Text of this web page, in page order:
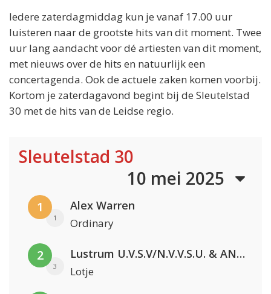
Iedere zaterdagmiddag kun je vanaf 17.00 uur
luisteren naar de grootste hits van dit moment. Twee
uur lang aandacht voor dé artiesten van dit moment,
met nieuws over de hits en natuurlijk een
concertagenda. Ook de actuele zaken komen voorbij.
Kortom je zaterdagavond begint bij de Sleutelstad
30 met de hits van de Leidse regio.
Sleutelstad 30
10 mei 2025
1
1
Alex Warren
Ordinary
2
3
Lustrum U.V.S.V/N.V.V.S.U. & ANNO ONS & Jopke van Dobbenburgh & Roeland Beelen
Lotje